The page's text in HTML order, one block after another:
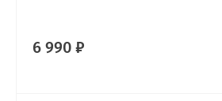
6 990 ₽